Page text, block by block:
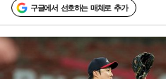
구글에서 선호하는 매체로 추가